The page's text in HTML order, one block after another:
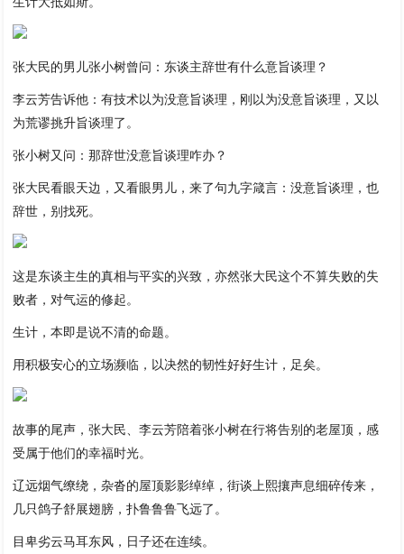
张大民的男儿张小树曾问：东谈主辞世有什么意旨谈理？
李云芳告诉他：有技术以为没意旨谈理，刚以为没意旨谈理，又以
为荒谬挑升旨谈理了。
张小树又问：那辞世没意旨谈理咋办？
张大民看眼天边，又看眼男儿，来了句九字箴言：没意旨谈理，也
辞世，别找死。
这是东谈主生的真相与平实的兴致，亦然张大民这个不算失败的失
败者，对气运的修起。
生计，本即是说不清的命题。
用积极安心的立场濒临，以决然的韧性好好生计，足矣。
故事的尾声，张大民、李云芳陪着张小树在行将告别的老屋顶，感
受属于他们的幸福时光。
辽远烟气缭绕，杂沓的屋顶影影绰绰，街谈上熙攘声息细碎传来，
几只鸽子舒展翅膀，扑鲁鲁鲁飞远了。
目卑劣云马耳东风，日子还在连续。